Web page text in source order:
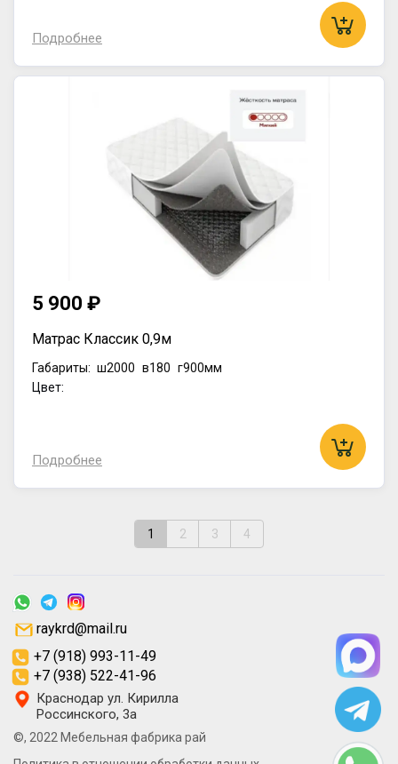
Подробнее
5 900 ₽
Матрас Классик 0,9м
Габариты: ш2000 в180 г900мм
Цвет:
Подробнее
1 2 3 4
©, 2022 Мебельная фабрика рай
Краснодар ул. Кирилла
Россинского, 3а
+7 (918) 993-11-49
+7 (938) 522-41-96
raykrd@mail.ru